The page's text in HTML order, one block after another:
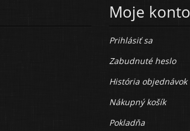
Moje konto
Prihlásiť sa
Zabudnuté heslo
História objednávok
Nákupný košík
Pokladňa